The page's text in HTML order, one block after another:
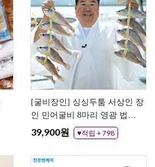
[굴비장인] 싱싱두툼 서상인 장
인 민어굴비 8마리 영광 법성
포 명품 민어 굴비
39,900원 ♥적립 + 798